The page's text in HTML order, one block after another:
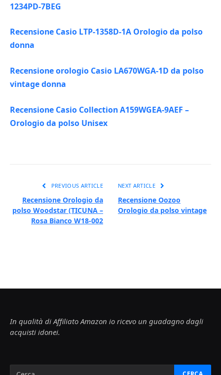
1234PD-7BEG
Recensione Casio LTP-1358D-1A Orologio da polso
donna
Recensione orologio Casio LA670WGA-1D da polso
vintage donna
Recensione Casio Collection A159WGEA-9AEF –
Orologio da polso Unisex
PREVIOUS ARTICLE
Recensione Orologio da
polso Woodstar (TICUNA –
Rosa Bianco W18-002
NEXT ARTICLE
Recensione Oozoo
Orologio da polso vintage
In qualità di Affiliato Amazon io ricevo un guadagno dagli
acquisti idonei.